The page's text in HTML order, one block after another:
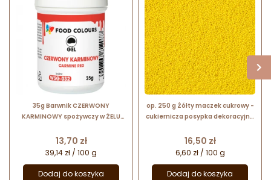
35g Barwnik CZERWONY
KARMINOWY spożywczy w ŻELU
Cena
13,70 zł
39,14 zł / 100 g
Dodaj do koszyka
op. 250 g Żółty maczek cukrowy -
cukiernicza posypka dekoracyjna
Cena
16,50 zł
6,60 zł / 100 g
Dodaj do koszyka